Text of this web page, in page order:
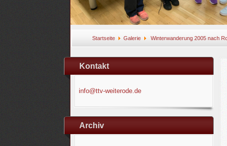
Startseite Galerie Winterwanderung 2005 nach
Kontakt
info@ttv-weiterode.de
Archiv